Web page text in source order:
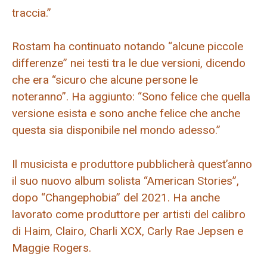
traccia.”
Rostam ha continuato notando “alcune piccole
differenze” nei testi tra le due versioni, dicendo
che era “sicuro che alcune persone le
noteranno”. Ha aggiunto: “Sono felice che quella
versione esista e sono anche felice che anche
questa sia disponibile nel mondo adesso.”
Il musicista e produttore pubblicherà quest’anno
il suo nuovo album solista “American Stories”,
dopo “Changephobia” del 2021. Ha anche
lavorato come produttore per artisti del calibro
di Haim, Clairo, Charli XCX, Carly Rae Jepsen e
Maggie Rogers.